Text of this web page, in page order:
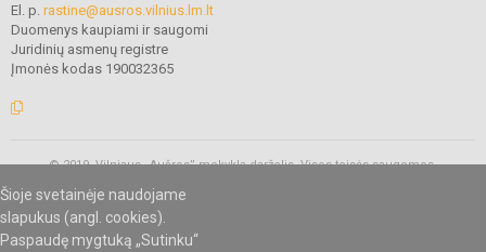
Šioje svetainėje naudojame
slapukus (angl. cookies).
Paspaudę mygtuką „Sutinku“
El. p. rastine@ausros.vilnius.lm.lt
Duomenys kaupiami ir saugomi
Juridinių asmenų registre
Įmonės kodas 190032365
© 2019. Vilniaus „Aušros” mokykla-darželis. Visos teisės saugomos.